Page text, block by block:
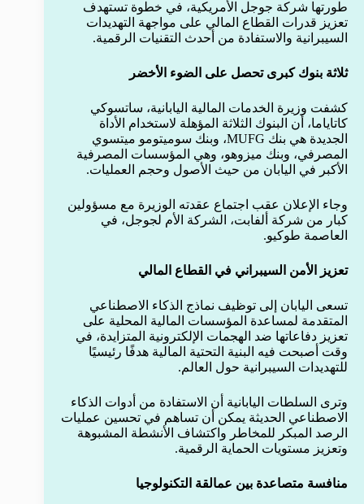
طورتها شركة جوجل الأمريكية، في خطوة تستهدف
تعزيز قدرات القطاع المالي على مواجهة التهديدات
السيبرانية والاستفادة من أحدث التقنيات الرقمية.
ثلاثة بنوك كبرى تحصل على الضوء الأخضر
كشفت وزيرة الخدمات المالية اليابانية، ساتسوكي
كاتاياما، أن البنوك الثلاثة المؤهلة لاستخدام الأداة
الجديدة هي بنك MUFG، وبنك سوميتومو ميتسوي
المصرفي، وبنك ميزوهو، وهي المؤسسات المصرفية
الأكبر في اليابان من حيث الأصول وحجم العمليات.
وجاء الإعلان عقب اجتماع عقدته الوزيرة مع مسؤولين
كبار من شركة ألفابت، الشركة الأم لجوجل، في
العاصمة طوكيو.
تعزيز الأمن السيبراني في القطاع المالي
تسعى اليابان إلى توظيف نماذج الذكاء الاصطناعي
المتقدمة لمساعدة المؤسسات المالية المحلية على
تعزيز دفاعاتها ضد الهجمات الإلكترونية المتزايدة، في
وقت أصبحت فيه البنية التحتية المالية هدفًا رئيسيًا
للتهديدات السيبرانية حول العالم.
وترى السلطات اليابانية أن الاستفادة من أدوات الذكاء
الاصطناعي الحديثة يمكن أن تساهم في تحسين عمليات
الرصد المبكر للمخاطر واكتشاف الأنشطة المشبوهة
وتعزيز مستويات الحماية الرقمية.
منافسة متصاعدة بين عمالقة التكنولوجيا